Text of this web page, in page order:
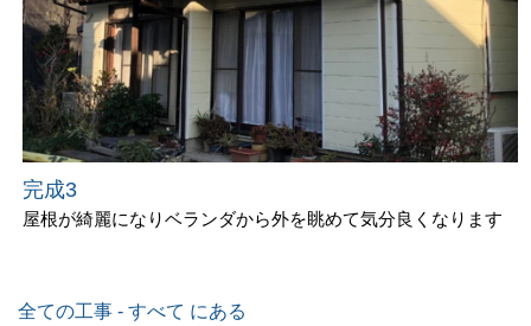
完成3
屋根が綺麗になりベランダから外を眺めて気分良くなります
全ての工事 - すべて にある